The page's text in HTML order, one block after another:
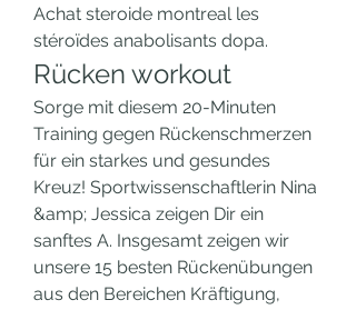
Achat steroide montreal les
stéroïdes anabolisants dopa.
Rücken workout
Sorge mit diesem 20-Minuten
Training gegen Rückenschmerzen
für ein starkes und gesundes
Kreuz! Sportwissenschaftlerin Nina
&amp; Jessica zeigen Dir ein
sanftes A. Insgesamt zeigen wir
unsere 15 besten Rückenübungen
aus den Bereichen Kräftigung,